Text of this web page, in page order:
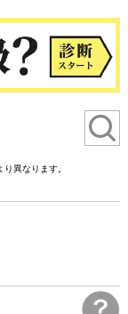
異なります。